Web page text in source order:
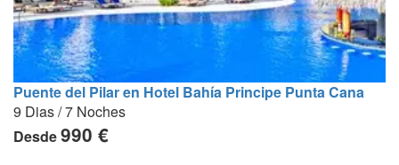
Puente del Pilar en Hotel Bahía Principe Punta Cana
9 Dias / 7 Noches
Desde990 €